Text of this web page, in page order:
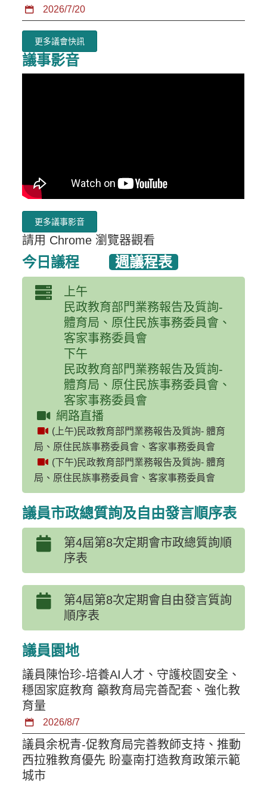
2026/7/20
更多議會快訊
議事影音
更多議事影音
請用 Chrome 瀏覽器觀看
今日議程 週議程表
上午
民政教育部門業務報告及質詢-
體育局、原住民族事務委員會、
客家事務委員會
下午
民政教育部門業務報告及質詢-
體育局、原住民族事務委員會、
客家事務委員會
網路直播
(上午)民政教育部門業務報告及質詢- 體育
局、原住民族事務委員會、客家事務委員會
(下午)民政教育部門業務報告及質詢- 體育
局、原住民族事務委員會、客家事務委員會
議員市政總質詢及自由發言順序表
第4屆第8次定期會市政總質詢順
序表
第4屆第8次定期會自由發言質詢
順序表
議員園地
議員陳怡珍-培養AI人才、守護校園安全、
穩固家庭教育 籲教育局完善配套、強化教
育量
2026/8/7
議員余柷青-促教育局完善教師支持、推動
西拉雅教育優先 盼臺南打造教育政策示範
城市